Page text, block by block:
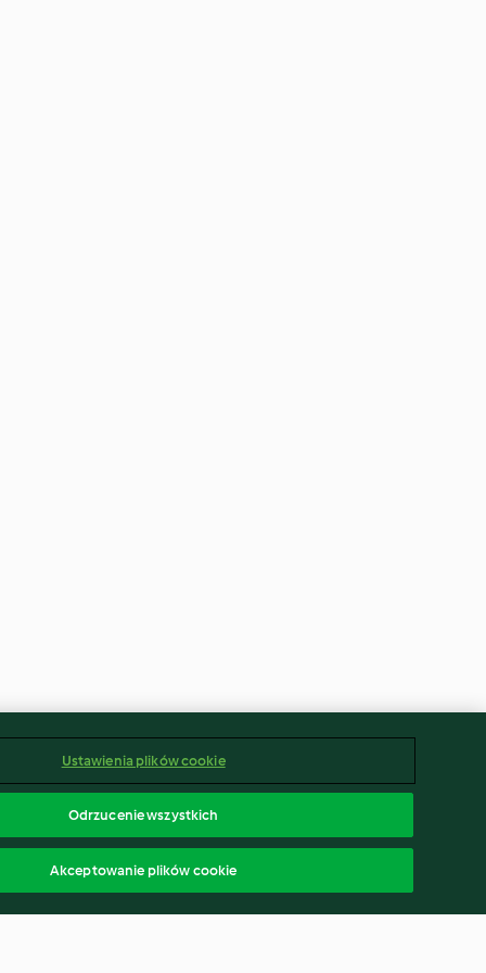
Ustawienia plików cookie
Odrzucenie wszystkich
Akceptowanie plików cookie